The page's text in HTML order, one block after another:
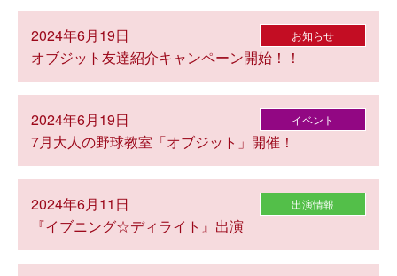
2024年6月19日 お知らせ
オブジット友達紹介キャンペーン開始！！
2024年6月19日 イベント
7月大人の野球教室「オブジット」開催！
2024年6月11日 出演情報
『イブニング☆ディライト』出演